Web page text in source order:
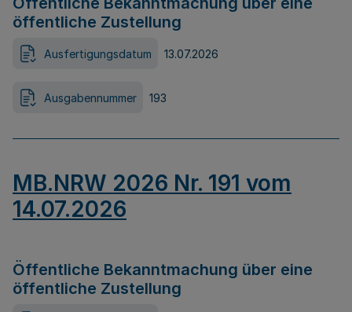
öffentliche Zustellung
Ausfertigungsdatum 13.07.2026
Ausgabennummer 193
MB.NRW 2026 Nr. 191 vom
14.07.2026
Öffentliche Bekanntmachung über eine
öffentliche Zustellung